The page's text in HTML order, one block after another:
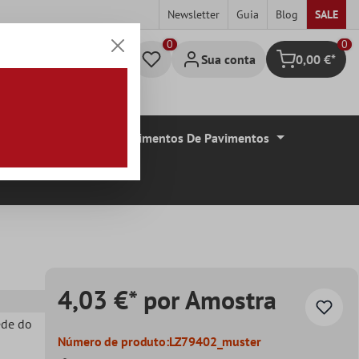
Newsletter Guia Blog SALE
Sua conta Carrinho de
0
0,00 €*
Revestimentos De Pavimentos
do
4,03 €* por Amostra
Número de produto:LZ79402_muster